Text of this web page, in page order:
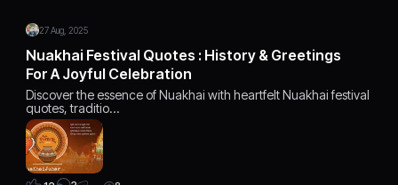
27 Aug, 2025
Nuakhai Festival Quotes : History & Greetings
For A Joyful Celebration
Discover the essence of Nuakhai with heartfelt Nuakhai festival
quotes, traditio…